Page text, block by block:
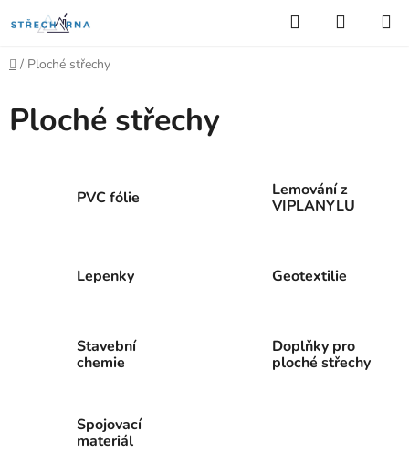
na
obsah
Hledat
KOŠÍK
Domů
/ Ploché střechy
Ploché střechy
PVC fólie
Lemování z
VIPLANYLU
Lepenky Geotextilie
Stavební
chemie
Doplňky pro
ploché střechy
Spojovací
materiál